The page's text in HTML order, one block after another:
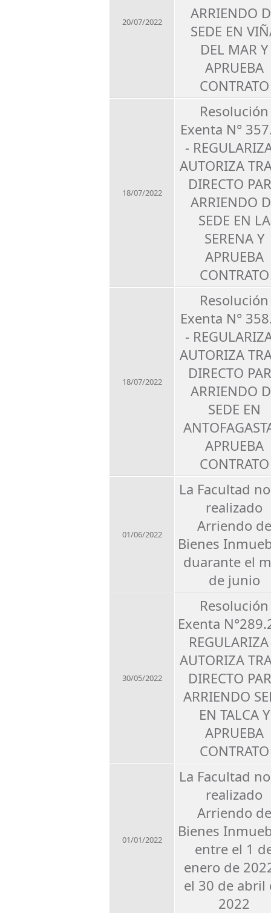
20/07/2022
ARRIENDO
SEDE EN
DEL MAR Y
APRUEBA
CONTRATO
18/07/2022
Resolución
Exenta N°
-
AUTORIZA
DIRECTO
ARRIENDO
SEDE EN LA
SERENA Y
APRUEBA
CONTRATO
18/07/2022
Resolución
Exenta N°
-
AUTORIZA
DIRECTO
ARRIENDO
SEDE EN
APRUEBA
CONTRATO
01/06/2022
La Facultad
realizado
Arriendo de
Bienes
duarante el
de junio
30/05/2022
Resolución
Exenta
AUTORIZA
DIRECTO
ARRIENDO
EN TALCA Y
APRUEBA
CONTRATO
01/01/2022
La Facultad
realizado
Arriendo de
Bienes
entre el 1
enero de
el 30 de abril
2022